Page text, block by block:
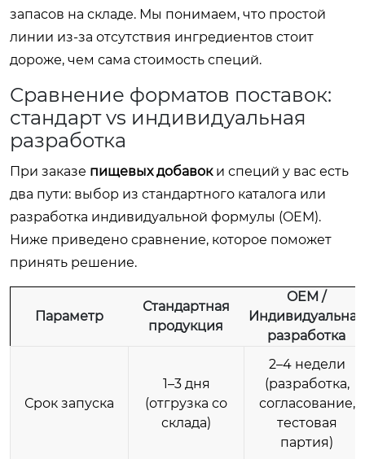
запасов на складе. Мы понимаем, что простой
линии из-за отсутствия ингредиентов стоит
дороже, чем сама стоимость специй.
Сравнение форматов поставок:
стандарт vs индивидуальная
разработка
При заказе пищевых добавоки специй у вас есть
два пути: выбор из стандартного каталога или
разработка индивидуальной формулы (OEM).
Ниже приведено сравнение, которое поможет
принять решение.
Параметр
Стандартная
продукция
OEM /
Индивидуальная
разработка
Срок запуска
1–3 дня
(отгрузка со
склада)
2–4 недели
(разработка,
согласование,
тестовая
партия)